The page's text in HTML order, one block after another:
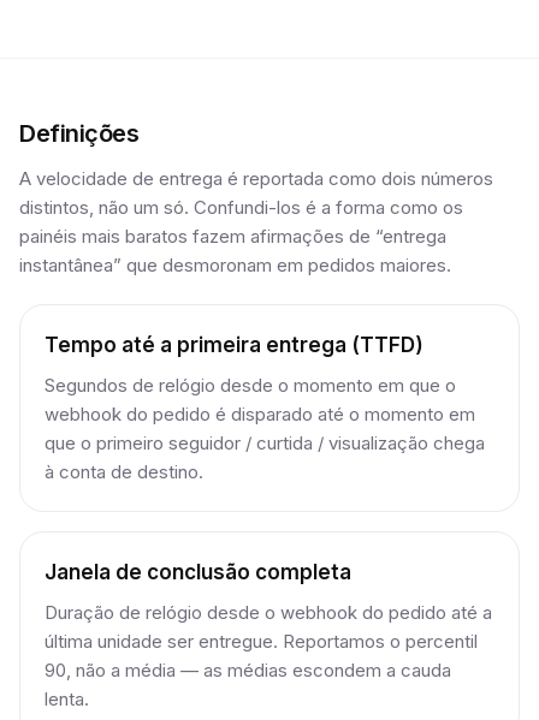
Definições
A velocidade de entrega é reportada como dois números
distintos, não um só. Confundi-los é a forma como os
painéis mais baratos fazem afirmações de “entrega
instantânea” que desmoronam em pedidos maiores.
Tempo até a primeira entrega (TTFD)
Segundos de relógio desde o momento em que o
webhook do pedido é disparado até o momento em
que o primeiro seguidor / curtida / visualização chega
à conta de destino.
Janela de conclusão completa
Duração de relógio desde o webhook do pedido até a
última unidade ser entregue. Reportamos o percentil
90, não a média — as médias escondem a cauda
lenta.